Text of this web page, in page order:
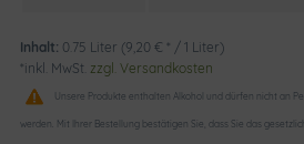
Inhalt: 0.75 Liter (9,20 € * / 1 Liter)
*inkl. MwSt. zzgl. Versandkosten
Unsere Produkte enthalten Alkohol und dürfen nicht an
werden. Mit Ihrer Bestellung bestätigen Sie, dass Sie das